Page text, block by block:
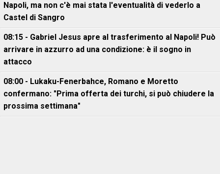
Napoli, ma non c'è mai stata l'eventualità di vederlo a
Castel di Sangro
08:15 - Gabriel Jesus apre al trasferimento al Napoli! Può
arrivare in azzurro ad una condizione: è il sogno in
attacco
08:00 - Lukaku-Fenerbahce, Romano e Moretto
confermano: "Prima offerta dei turchi, si può chiudere la
prossima settimana"